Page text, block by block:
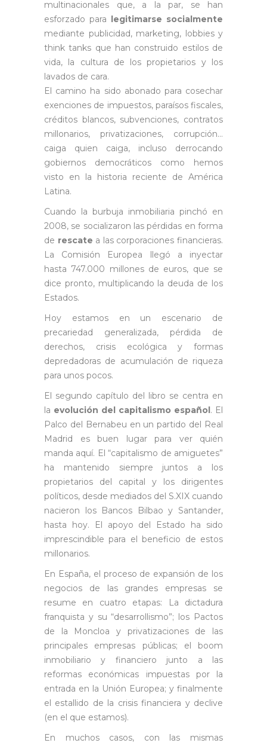
multinacionales que, a la par, se han
esforzado para legitimarse socialmente
mediante publicidad, marketing, lobbies y
think tanks que han construido estilos de
vida, la cultura de los propietarios y los
lavados de cara.
El camino ha sido abonado para cosechar
exenciones de impuestos, paraísos fiscales,
créditos blancos, subvenciones, contratos
millonarios, privatizaciones, corrupción…
caiga quien caiga, incluso derrocando
gobiernos democráticos como hemos
visto en la historia reciente de América
Latina.
Cuando la burbuja inmobiliaria pinchó en
2008, se socializaron las pérdidas en forma
de rescate a las corporaciones financieras.
La Comisión Europea llegó a inyectar
hasta 747.000 millones de euros, que se
dice pronto, multiplicando la deuda de los
Estados.
Hoy estamos en un escenario de
precariedad generalizada, pérdida de
derechos, crisis ecológica y formas
depredadoras de acumulación de riqueza
para unos pocos.
El segundo capítulo del libro se centra en
la evolución del capitalismo español. El
Palco del Bernabeu en un partido del Real
Madrid es buen lugar para ver quién
manda aquí. El “capitalismo de amiguetes”
ha mantenido siempre juntos a los
propietarios del capital y los dirigentes
políticos, desde mediados del S.XIX cuando
nacieron los Bancos Bilbao y Santander,
hasta hoy. El apoyo del Estado ha sido
imprescindible para el beneficio de estos
millonarios.
En España, el proceso de expansión de los
negocios de las grandes empresas se
resume en cuatro etapas: La dictadura
franquista y su “desarrollismo”; los Pactos
de la Moncloa y privatizaciones de las
principales empresas públicas; el boom
inmobiliario y financiero junto a las
reformas económicas impuestas por la
entrada en la Unión Europea; y finalmente
el estallido de la crisis financiera y declive
(en el que estamos).
En muchos casos, con las mismas